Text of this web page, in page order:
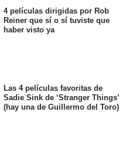
4 películas dirigidas por Rob
Reiner que sí o sí tuviste que
haber visto ya
Las 4 películas favoritas de
Sadie Sink de ‘Stranger Things’
(hay una de Guillermo del Toro)